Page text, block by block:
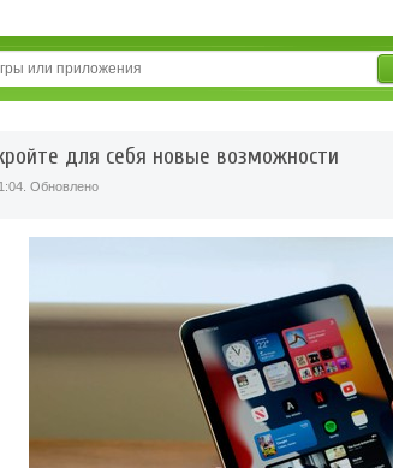
для себя новые возможности
Обновлено